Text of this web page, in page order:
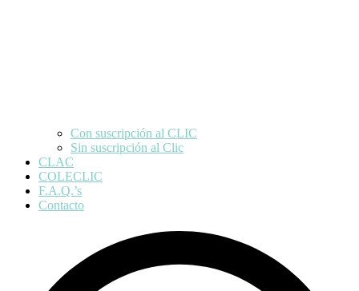
Con suscripción al CLIC
Sin suscripción al Clic
CLAC
COLECLIC
F.A.Q.’s
Contacto